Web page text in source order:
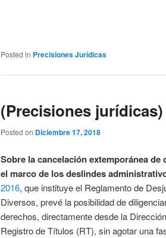
Posted in Precisiones Jurídicas
(Precisiones jurídicas)
Posted on Diciembre 17, 2018
Sobre la cancelación extemporánea
el marco de los deslindes
2016, que instituye el Reglamento de
Diversos, prevé la posibilidad de
derechos, directamente desde la
Registro de Títulos (RT), sin agotar una